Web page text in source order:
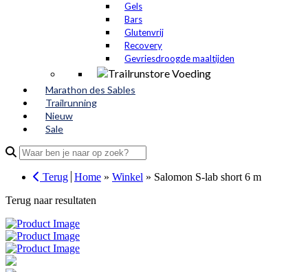
Gels
Bars
Glutenvrij
Recovery
Gevriesdroogde maaltijden
Marathon des Sables
Trailrunning
Nieuw
Sale
Search
for:
Terug Home » Winkel » Salomon S-lab short 6 m
Terug naar resultaten